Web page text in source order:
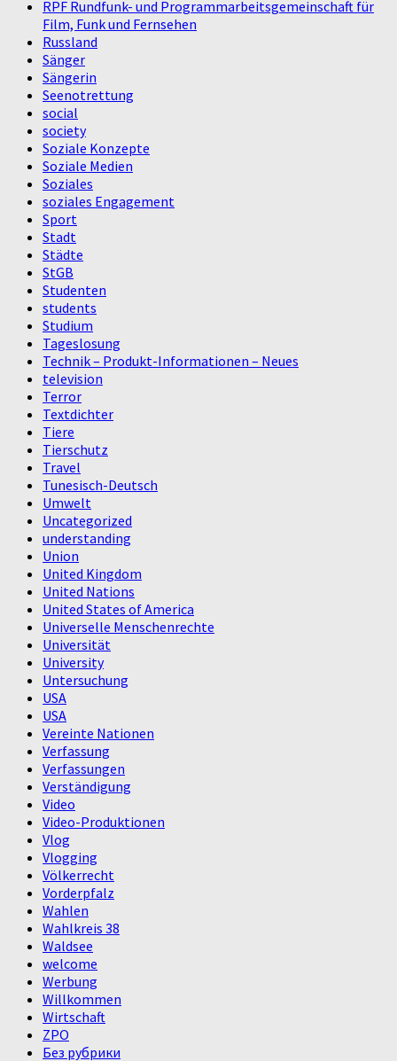
RPF Rundfunk- und Programmarbeitsgemeinschaft für
Film, Funk und Fernsehen
Russland
Sänger
Sängerin
Seenotrettung
social
society
Soziale Konzepte
Soziale Medien
Soziales
soziales Engagement
Sport
Stadt
Städte
StGB
Studenten
students
Studium
Tageslosung
Technik – Produkt-Informationen – Neues
television
Terror
Textdichter
Tiere
Tierschutz
Travel
Tunesisch-Deutsch
Umwelt
Uncategorized
understanding
Union
United Kingdom
United Nations
United States of America
Universelle Menschenrechte
Universität
University
Untersuchung
USA
USA
Vereinte Nationen
Verfassung
Verfassungen
Verständigung
Video
Video-Produktionen
Vlog
Vlogging
Völkerrecht
Vorderpfalz
Wahlen
Wahlkreis 38
Waldsee
welcome
Werbung
Willkommen
Wirtschaft
ZPO
Без рубрики